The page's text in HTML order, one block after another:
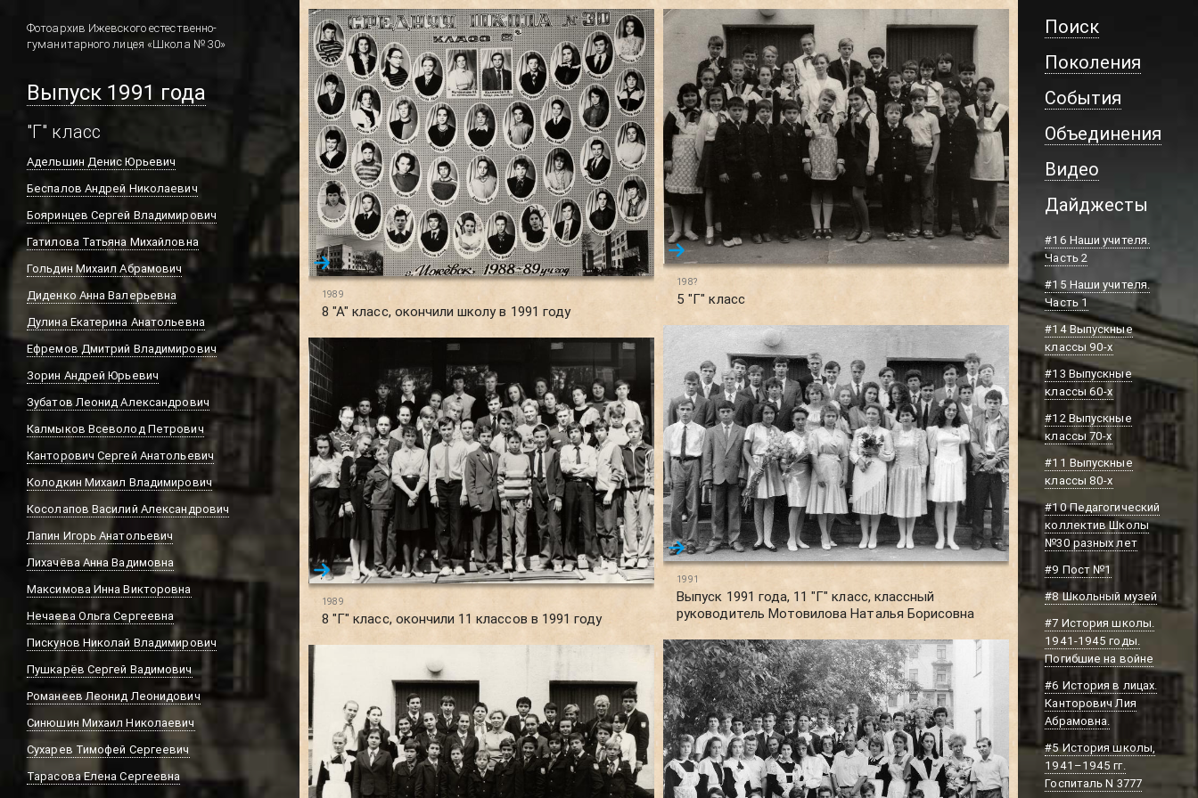
Фотоархив Ижевского естественно-
гуманитарного лицея «Школа № 30»
Выпуск 1991 года
"Г" класс
Адельшин Денис Юрьевич
Беспалов Андрей Николаевич
Бояринцев Сергей Владимирович
Гатилова Татьяна Михайловна
Гольдин Михаил Абрамович
Диденко Анна Валерьевна
Дулина Екатерина Анатольевна
Ефремов Дмитрий Владимирович
Зорин Андрей Юрьевич
Зубатов Леонид Александрович
Калмыков Всеволод Петрович
Канторович Сергей Анатольевич
Колодкин Михаил Владимирович
Косолапов Василий Александрович
Лапин Игорь Анатольевич
Лихачёва Анна Вадимовна
Максимова Инна Викторовна
Нечаева Ольга Сергеевна
Пискунов Николай Владимирович
Пушкарёв Сергей Вадимович
Романеев Леонид Леонидович
Синюшин Михаил Николаевич
Сухарев Тимофей Сергеевич
Тарасова Елена Сергеевна
1989
8 "А" класс, окончили школу в 1991 году
1989
8 "Г" класс, окончили 11 классов в 1991 году
198?
5 "Г" класс
1991
Выпуск 1991 года, 11 "Г" класс, классный
руководитель Мотовилова Наталья Борисовна
Поиск
Поколения
События
Объединения
Видео
Дайджесты
#16 Наши учителя.
Часть 2
#15 Наши учителя.
Часть 1
#14 Выпускные
классы 90-х
#13 Выпускные
классы 60-х
#12 Выпускные
классы 70-х
#11 Выпускные
классы 80-х
#10 Педагогический
коллектив Школы
№30 разных лет
#9 Пост №1
#8 Школьный музей
#7 История школы.
1941-1945 годы.
Погибшие на войне
#6 История в лицах.
Канторович Лия
Абрамовна.
#5 История школы,
1941–1945 гг.
Госпиталь N 3777